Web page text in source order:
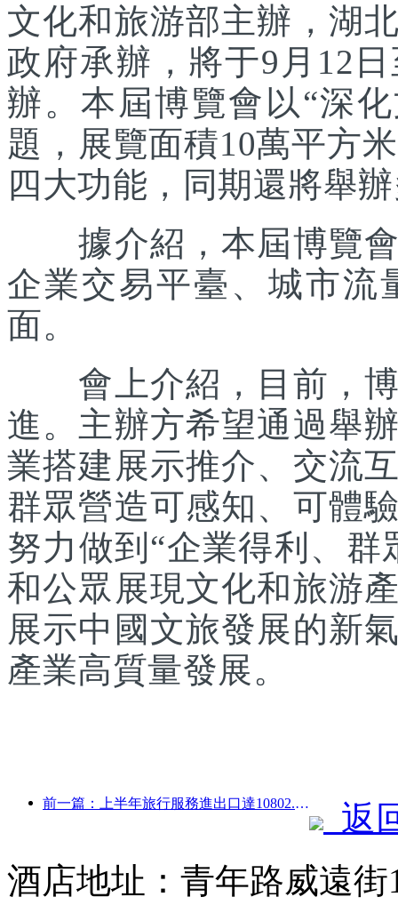
文化和旅游部主辦，湖
政府承辦，將于9月12
辦。本屆博覽會以“深
題，展覽面積10萬平方
四大功能，同期還將舉
據介紹，本屆博覽會
企業交易平臺、城市流
面。
會上介紹，目前，博
進。主辦方希望通過舉
業搭建展示推介、交流
群眾營造可感知、可體
努力做到“企業得利、
和公眾展現文化和旅游
展示中國文旅發展的新
產業高質量發展。
前一篇：上半年旅行服務進出口達10802.9億元
返
酒店地址：青年路威遠